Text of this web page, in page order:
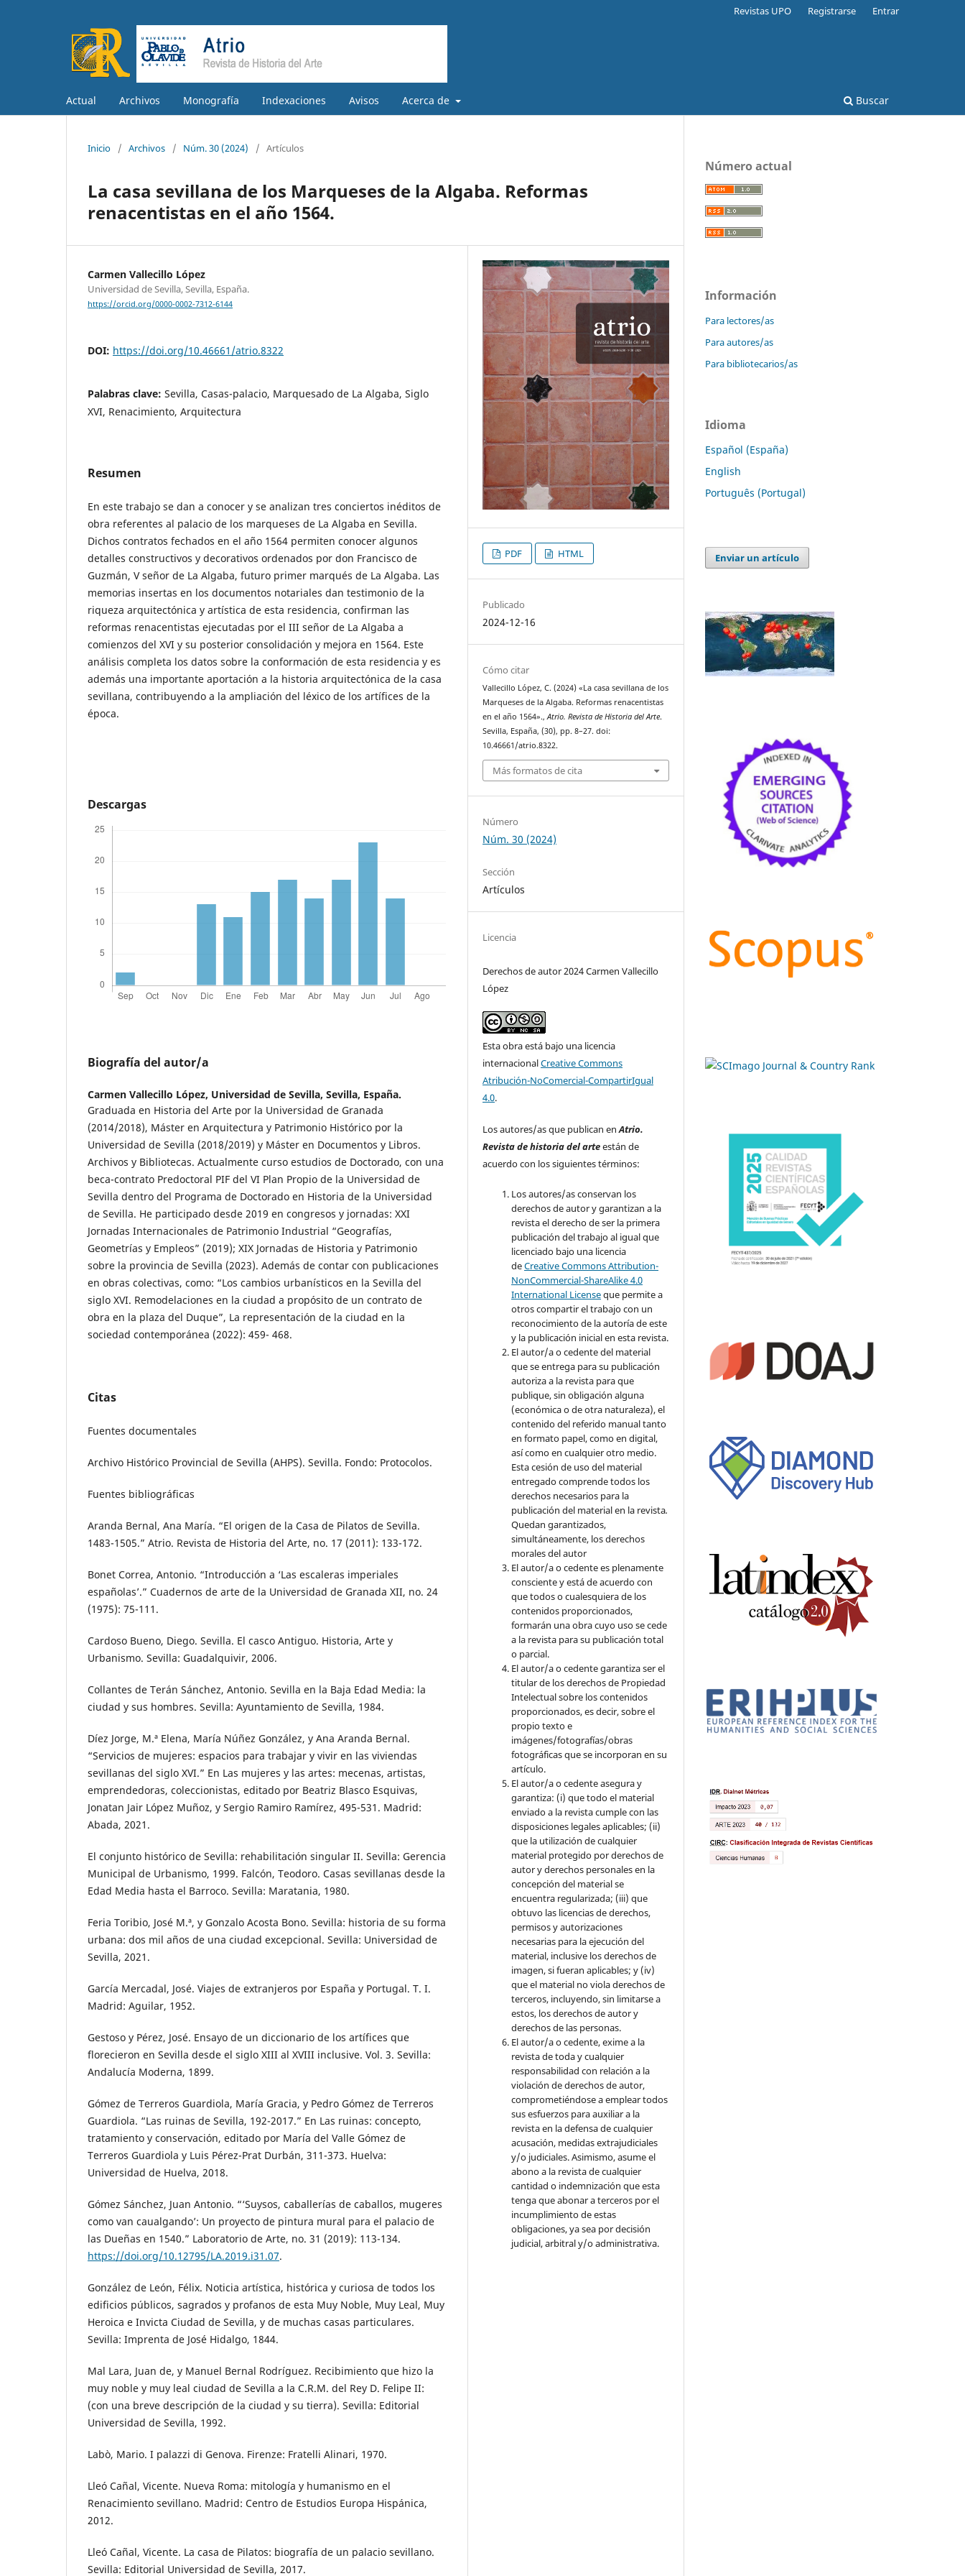
Actual Archivos Monografía Indexaciones Avisos Acerca de Buscar
Revistas UPO Registrarse Entrar
Inicio / Archivos / Núm. 30 (2024) / Artículos
La casa sevillana de los Marqueses de la Algaba. Reformas
renacentistas en el año 1564.
Carmen Vallecillo López
Universidad de Sevilla, Sevilla, España.
https://orcid.org/0000-0002-7312-6144
DOI: https://doi.org/10.46661/atrio.8322
Palabras clave: Sevilla, Casas-palacio, Marquesado de La Algaba, Siglo
XVI, Renacimiento, Arquitectura
Resumen
En este trabajo se dan a conocer y se analizan tres conciertos inéditos de
obra referentes al palacio de los marqueses de La Algaba en Sevilla.
Dichos contratos fechados en el año 1564 permiten conocer algunos
detalles constructivos y decorativos ordenados por don Francisco de
Guzmán, V señor de La Algaba, futuro primer marqués de La Algaba. Las
memorias insertas en los documentos notariales dan testimonio de la
riqueza arquitectónica y artística de esta residencia, confirman las
reformas renacentistas ejecutadas por el III señor de La Algaba a
comienzos del XVI y su posterior consolidación y mejora en 1564. Este
análisis completa los datos sobre la conformación de esta residencia y es
además una importante aportación a la historia arquitectónica de la casa
sevillana, contribuyendo a la ampliación del léxico de los artífices de la
época.
Descargas
Biografía del autor/a
Carmen Vallecillo López, Universidad de Sevilla, Sevilla, España.
Graduada en Historia del Arte por la Universidad de Granada
(2014/2018), Máster en Arquitectura y Patrimonio Histórico por la
Universidad de Sevilla (2018/2019) y Máster en Documentos y Libros.
Archivos y Bibliotecas. Actualmente curso estudios de Doctorado, con una
beca-contrato Predoctoral PIF del VI Plan Propio de la Universidad de
Sevilla dentro del Programa de Doctorado en Historia de la Universidad
de Sevilla. He participado desde 2019 en congresos y jornadas: XXI
Jornadas Internacionales de Patrimonio Industrial “Geografías,
Geometrías y Empleos” (2019); XIX Jornadas de Historia y Patrimonio
sobre la provincia de Sevilla (2023). Además de contar con publicaciones
en obras colectivas, como: “Los cambios urbanísticos en la Sevilla del
siglo XVI. Remodelaciones en la ciudad a propósito de un contrato de
obra en la plaza del Duque”, La representación de la ciudad en la
sociedad contemporánea (2022): 459- 468.
Citas
Fuentes documentales
Archivo Histórico Provincial de Sevilla (AHPS). Sevilla. Fondo: Protocolos.
Fuentes bibliográficas
Aranda Bernal, Ana María. “El origen de la Casa de Pilatos de Sevilla.
1483-1505.” Atrio. Revista de Historia del Arte, no. 17 (2011): 133-172.
Bonet Correa, Antonio. “Introducción a ‘Las escaleras imperiales
españolas’.” Cuadernos de arte de la Universidad de Granada XII, no. 24
(1975): 75-111.
Cardoso Bueno, Diego. Sevilla. El casco Antiguo. Historia, Arte y
Urbanismo. Sevilla: Guadalquivir, 2006.
Collantes de Terán Sánchez, Antonio. Sevilla en la Baja Edad Media: la
ciudad y sus hombres. Sevilla: Ayuntamiento de Sevilla, 1984.
Díez Jorge, M.ª Elena, María Núñez González, y Ana Aranda Bernal.
“Servicios de mujeres: espacios para trabajar y vivir en las viviendas
sevillanas del siglo XVI.” En Las mujeres y las artes: mecenas, artistas,
emprendedoras, coleccionistas, editado por Beatriz Blasco Esquivas,
Jonatan Jair López Muñoz, y Sergio Ramiro Ramírez, 495-531. Madrid:
Abada, 2021.
El conjunto histórico de Sevilla: rehabilitación singular II. Sevilla: Gerencia
Municipal de Urbanismo, 1999. Falcón, Teodoro. Casas sevillanas desde la
Edad Media hasta el Barroco. Sevilla: Maratania, 1980.
Feria Toribio, José M.ª, y Gonzalo Acosta Bono. Sevilla: historia de su forma
urbana: dos mil años de una ciudad excepcional. Sevilla: Universidad de
Sevilla, 2021.
García Mercadal, José. Viajes de extranjeros por España y Portugal. T. I.
Madrid: Aguilar, 1952.
Gestoso y Pérez, José. Ensayo de un diccionario de los artífices que
florecieron en Sevilla desde el siglo XIII al XVIII inclusive. Vol. 3. Sevilla:
Andalucía Moderna, 1899.
Gómez de Terreros Guardiola, María Gracia, y Pedro Gómez de Terreros
Guardiola. “Las ruinas de Sevilla, 192-2017.” En Las ruinas: concepto,
tratamiento y conservación, editado por María del Valle Gómez de
Terreros Guardiola y Luis Pérez-Prat Durbán, 311-373. Huelva:
Universidad de Huelva, 2018.
Gómez Sánchez, Juan Antonio. “‘Suysos, caballerías de caballos, mugeres
como van caualgando’: Un proyecto de pintura mural para el palacio de
las Dueñas en 1540.” Laboratorio de Arte, no. 31 (2019): 113-134.
https://doi.org/10.12795/LA.2019.i31.07.
González de León, Félix. Noticia artística, histórica y curiosa de todos los
edificios públicos, sagrados y profanos de esta Muy Noble, Muy Leal, Muy
Heroica e Invicta Ciudad de Sevilla, y de muchas casas particulares.
Sevilla: Imprenta de José Hidalgo, 1844.
Mal Lara, Juan de, y Manuel Bernal Rodríguez. Recibimiento que hizo la
muy noble y muy leal ciudad de Sevilla a la C.R.M. del Rey D. Felipe II:
(con una breve descripción de la ciudad y su tierra). Sevilla: Editorial
Universidad de Sevilla, 1992.
Labò, Mario. I palazzi di Genova. Firenze: Fratelli Alinari, 1970.
Lleó Cañal, Vicente. Nueva Roma: mitología y humanismo en el
Renacimiento sevillano. Madrid: Centro de Estudios Europa Hispánica,
2012.
Lleó Cañal, Vicente. La casa de Pilatos: biografía de un palacio sevillano.
Sevilla: Editorial Universidad de Sevilla, 2017.
PDF HTML
Publicado
2024-12-16
Cómo citar
Vallecillo López, C. (2024) «La casa sevillana de los
Marqueses de la Algaba. Reformas renacentistas
en el año 1564».,Atrio. Revista de Historia del Arte.
Sevilla, España, (30), pp. 8–27. doi:
10.46661/atrio.8322.
Más formatos de cita
Número
Núm. 30 (2024)
Sección
Artículos
Licencia
Derechos de autor 2024 Carmen Vallecillo
López
Esta obra está bajo una licencia
internacionalCreative Commons
Atribución-NoComercial-CompartirIgual
4.0.
Los autores/as que publican enAtrio.
Revista de historia del arteestán de
acuerdo con los siguientes términos:
Los autores/as conservan los
derechos de autor y garantizan a la
revista el derecho de ser la primera
publicación del trabajo al igual que
licenciado bajo una licencia
deCreative Commons Attribution-
NonCommercial-ShareAlike 4.0
International Licenseque permite a
otros compartir el trabajo con un
reconocimiento de la autoría de este
y la publicación inicial en esta revista.
El autor/a o cedente del material
que se entrega para su publicación
autoriza a la revista para que
publique, sin obligación alguna
(económica o de otra naturaleza), el
contenido del referido manual tanto
en formato papel, como en digital,
así como en cualquier otro medio.
Esta cesión de uso del material
entregado comprende todos los
derechos necesarios para la
publicación del material en la revista.
Quedan garantizados,
simultáneamente, los derechos
morales del autor
El autor/a o cedente es plenamente
consciente y está de acuerdo con
que todos o cualesquiera de los
contenidos proporcionados,
formarán una obra cuyo uso se cede
a la revista para su publicación total
o parcial.
El autor/a o cedente garantiza ser el
titular de los derechos de Propiedad
Intelectual sobre los contenidos
proporcionados, es decir, sobre el
propio texto e
imágenes/fotografías/obras
fotográficas que se incorporan en su
artículo.
El autor/a o cedente asegura y
garantiza: (i) que todo el material
enviado a la revista cumple con las
disposiciones legales aplicables; (ii)
que la utilización de cualquier
material protegido por derechos de
autor y derechos personales en la
concepción del material se
encuentra regularizada; (iii) que
obtuvo las licencias de derechos,
permisos y autorizaciones
necesarias para la ejecución del
material, inclusive los derechos de
imagen, si fueran aplicables; y (iv)
que el material no viola derechos de
terceros, incluyendo, sin limitarse a
estos, los derechos de autor y
derechos de las personas.
El autor/a o cedente, exime a la
revista de toda y cualquier
responsabilidad con relación a la
violación de derechos de autor,
comprometiéndose a emplear todos
sus esfuerzos para auxiliar a la
revista en la defensa de cualquier
acusación, medidas extrajudiciales
y/o judiciales. Asimismo, asume el
abono a la revista de cualquier
cantidad o indemnización que esta
tenga que abonar a terceros por el
incumplimiento de estas
obligaciones, ya sea por decisión
judicial, arbitral y/o administrativa.
Número actual
Información
Para lectores/as
Para autores/as
Para bibliotecarios/as
Idioma
Español (España)
English
Português (Portugal)
Enviar un artículo